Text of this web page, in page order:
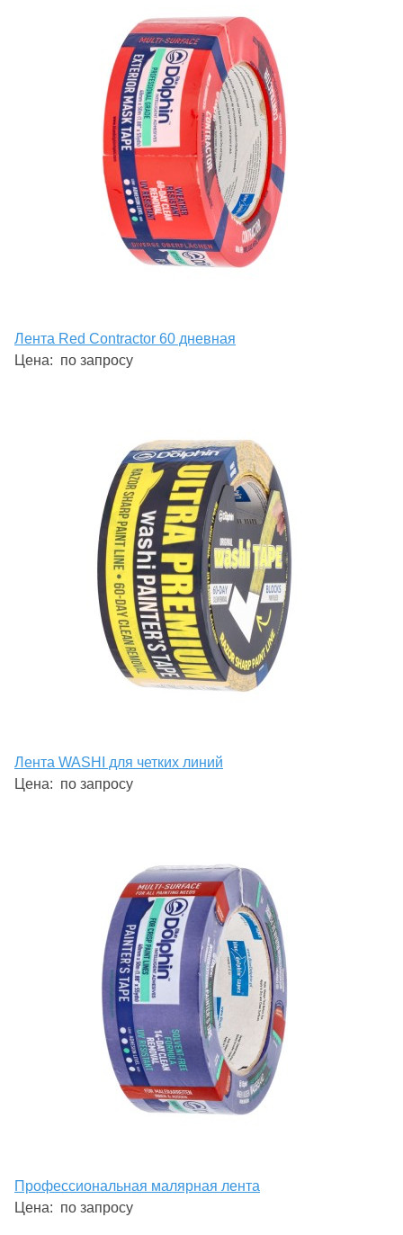
Лента Red Contractor 60 дневная
Цена: по запросу
Лента WASHI для четких линий
Цена: по запросу
Профессиональная малярная лента
Цена: по запросу